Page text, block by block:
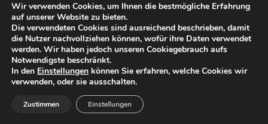
Wir verwenden Cookies, um Ihnen die bestmögliche Erfahrung
auf unserer Website zu bieten.
Die verwendeten Cookies sind ausreichend beschrieben, damit
die Nutzer nachvollziehen können, wofür ihre Daten verwendet
werden. Wir haben jedoch unseren Cookiegebrauch aufs
Notwendigste beschränkt.
In den Einstellungen können Sie erfahren, welche Cookies wir
verwenden, oder sie ausschalten.
Zustimmen Einstellungen